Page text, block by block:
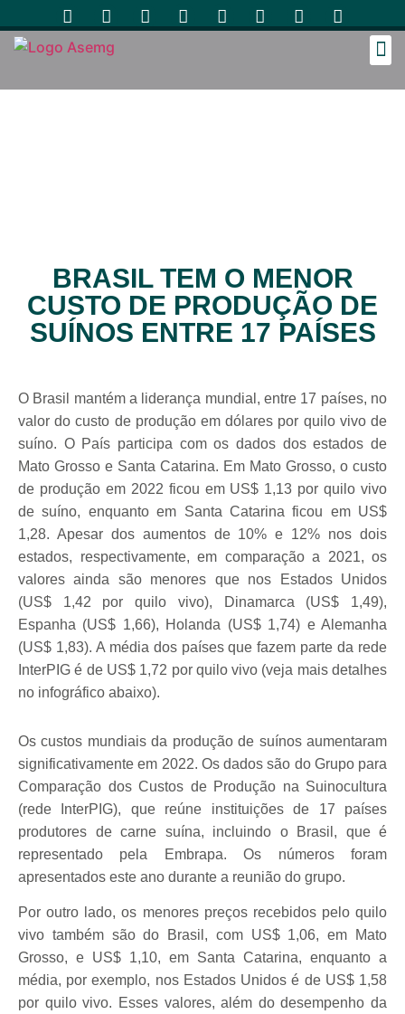
BRASIL TEM O MENOR
CUSTO DE PRODUÇÃO DE
SUÍNOS ENTRE 17 PAÍSES
O Brasil mantém a liderança mundial, entre 17 países, no
valor do custo de produção em dólares por quilo vivo de
suíno. O País participa com os dados dos estados de
Mato Grosso e Santa Catarina. Em Mato Grosso, o custo
de produção em 2022 ficou em US$ 1,13 por quilo vivo
de suíno, enquanto em Santa Catarina ficou em US$
1,28. Apesar dos aumentos de 10% e 12% nos dois
estados, respectivamente, em comparação a 2021, os
valores ainda são menores que nos Estados Unidos
(US$ 1,42 por quilo vivo), Dinamarca (US$ 1,49),
Espanha (US$ 1,66), Holanda (US$ 1,74) e Alemanha
(US$ 1,83). A média dos países que fazem parte da rede
InterPIG é de US$ 1,72 por quilo vivo (veja mais detalhes
no infográfico abaixo).
Os custos mundiais da produção de suínos aumentaram
significativamente em 2022. Os dados são do Grupo para
Comparação dos Custos de Produção na Suinocultura
(rede InterPIG), que reúne instituições de 17 países
produtores de carne suína, incluindo o Brasil, que é
representado pela Embrapa. Os números foram
apresentados este ano durante a reunião do grupo.
Por outro lado, os menores preços recebidos pelo quilo
vivo também são do Brasil, com US$ 1,06, em Mato
Grosso, e US$ 1,10, em Santa Catarina, enquanto a
média, por exemplo, nos Estados Unidos é de US$ 1,58
por quilo vivo. Esses valores, além do desempenho da